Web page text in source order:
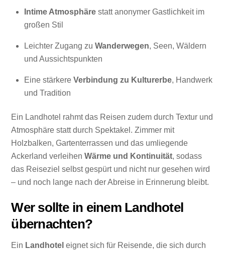
Intime Atmosphäre statt anonymer Gastlichkeit im
großen Stil
Leichter Zugang zu Wanderwegen, Seen, Wäldern
und Aussichtspunkten
Eine stärkere Verbindung zu Kulturerbe, Handwerk
und Tradition
Ein Landhotel rahmt das Reisen zudem durch Textur und
Atmosphäre statt durch Spektakel. Zimmer mit
Holzbalken, Gartenterrassen und das umliegende
Ackerland verleihenWärme und Kontinuität, sodass
das Reiseziel selbst gespürt und nicht nur gesehen wird
– und noch lange nach der Abreise in Erinnerung bleibt.
Wer sollte in einem Landhotel
übernachten?
Ein Landhotel eignet sich für Reisende, die sich durch